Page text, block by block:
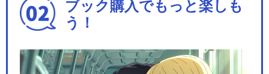
ブック購入でもっと楽しも
う！